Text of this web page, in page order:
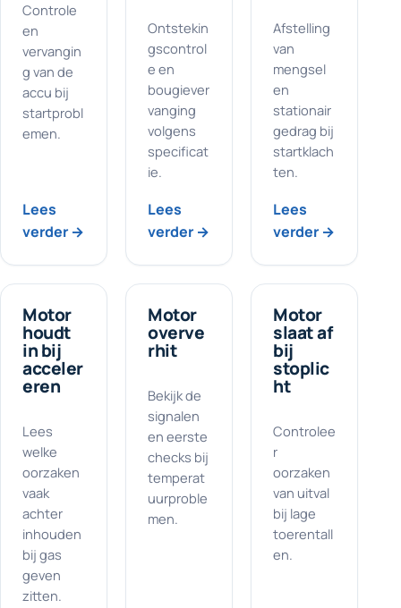
Controle
en
vervangin
g van de
accu bij
startprobl
emen.
Lees
verder →
Ontstekin
gscontrol
e en
bougiever
vanging
volgens
specificat
ie.
Lees
verder →
Afstelling
van
mengsel
en
stationair
gedrag bij
startklach
ten.
Lees
verder →
Motor
houdt
in bij
acceler
eren
Lees
welke
oorzaken
vaak
achter
inhouden
bij gas
geven
zitten.
Motor
overve
rhit
Bekijk de
signalen
en eerste
checks bij
temperat
uurproble
men.
Motor
slaat af
bij
stoplic
ht
Controlee
r
oorzaken
van uitval
bij lage
toerentall
en.